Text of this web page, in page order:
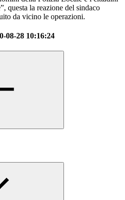
questa la reazione del sindaco
da vicino le operazioni.
08-28 10:16:24